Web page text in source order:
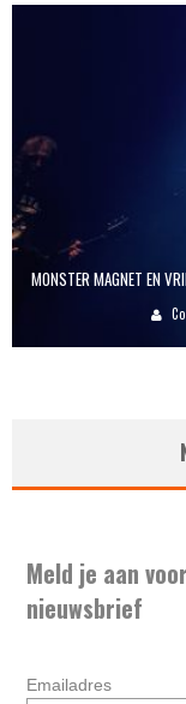
MONSTER MAGNET EN
Meld je aan
nieuwsbrief
Emailadres